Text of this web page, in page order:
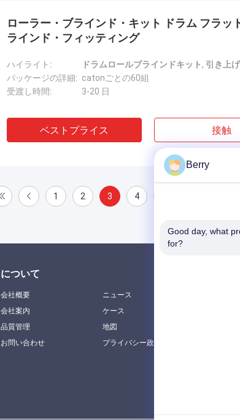
ローラー・ブラインド・キット ドラム フラッ
ラインド・フィッティング
ハイライト: ドラムロールブラインドキット , 引き上
パッケージの詳細: catonごとの60組
受渡し時間:
3-20 日
ベストプライス 接触
1 2 3 4
について
会社概要
会社案内
品質管理
お問い合わせ
ニュース
ケース
地図
プライバシー政策
Berry
Good day, what
for?